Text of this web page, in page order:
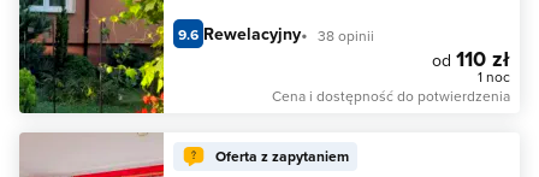
9.6 Rewelacyjny 38 opinii
od 110 zł
1 noc
Cena i dostępność do potwierdzenia
Oferta z zapytaniem